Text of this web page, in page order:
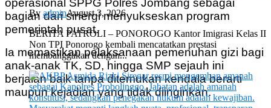
operasional SPPG Polres Jombang sebagai
bagian dari sinergi menyukseskan program
pemerintah pusat.
Ia memastikan pelaksanaan pemenuhan gizi bagi
anak-anak TK, SD, hingga SMP sejauh ini
berjalan baik tanpa ditemukan kendala berarti
maupun kejadian yang tidak diinginkan.
By adminAugust 3, 2026
BERITA PATROLI – PONOROGO Kantor Imigrasi Kelas II
Non TPI Ponorogo kembali mencatatkan prestasi
membanggakan dengan...